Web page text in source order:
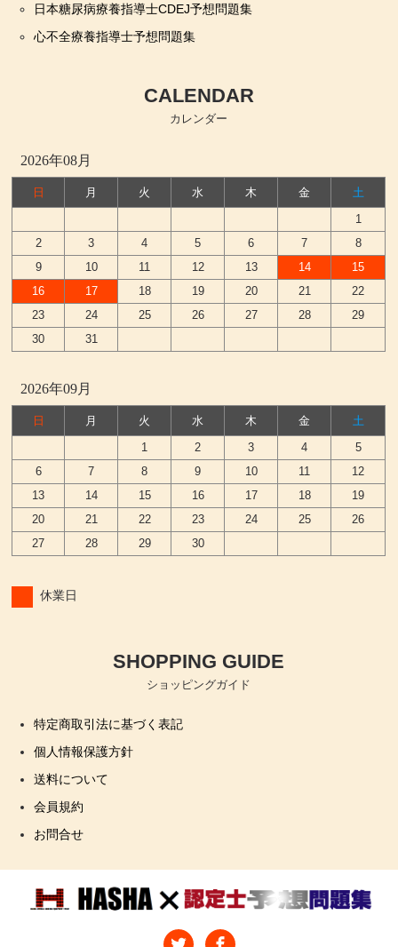
日本糖尿病療養指導士CDEJ予想問題集
心不全療養指導士予想問題集
CALENDAR
カレンダー
2026年08月
日 月 火 水 木 金
土
1
2
3 4 5 6 7
8
9
10 11 12 13 14
15
16
17 18 19 20 21
22
23
24 25 26 27 28
29
30
31
2026年09月
日 月 火 水 木 金
土
1
2 3 4
5
6
7 8 9 10 11
12
13
14 15 16 17 18
19
20
21 22 23 24 25
26
27
28 29 30
休業日
SHOPPING GUIDE
ショッピングガイド
特定商取引法に基づく表記
個人情報保護方針
送料について
会員規約
お問合せ